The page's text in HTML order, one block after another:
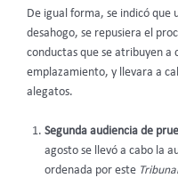
De igual forma, se indicó que
desahogo, se repusiera el
conductas que se atribuyen a
emplazamiento, y llevara a
alegatos.
Segunda audiencia de
agosto se llevó a cabo la
ordenada por este